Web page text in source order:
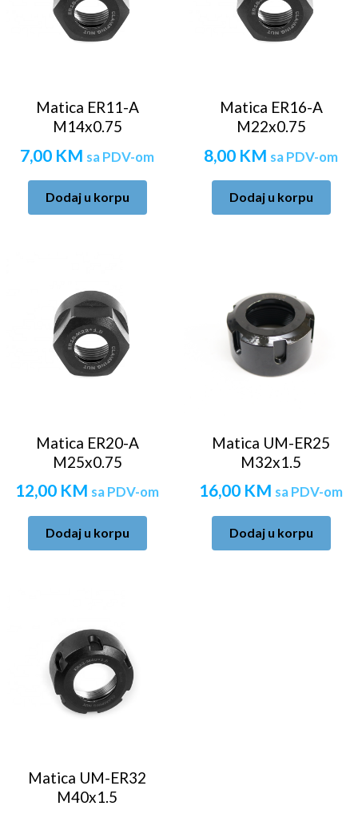
Matica ER11-A
M14x0.75
7,00 KM sa PDV-om
Dodaj u korpu
Matica ER16-A
M22x0.75
8,00 KM sa PDV-om
Dodaj u korpu
Matica ER20-A
M25x0.75
12,00 KM sa PDV-om
Dodaj u korpu
Matica UM-ER25
M32x1.5
16,00 KM sa PDV-om
Dodaj u korpu
Matica UM-ER32
M40x1.5